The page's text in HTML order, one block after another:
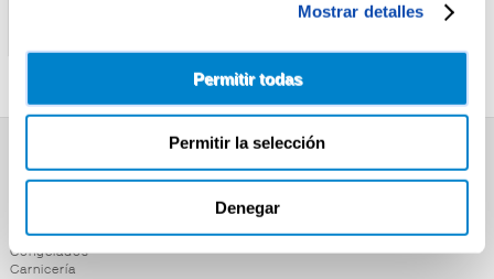
Mostrar detalles
Permitir todas
Permitir la selección
Denegar
MEJILLON PICANTE
SUPERMERCADO
Lácteos
Congelados
Carnicería